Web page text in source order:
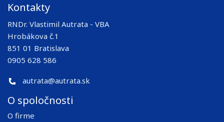
Kontakty
RNDr. Vlastimil Autrata - VBA
Hrobákova č.1
851 01 Bratislava
0905 628 586
autrata@autrata.sk
O spoločnosti
O firme